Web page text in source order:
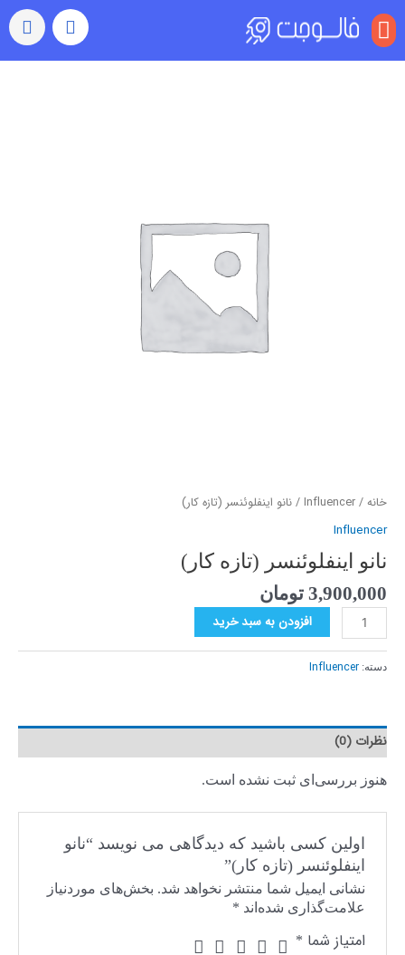
منو
خانه /
Influencer / نانو اینفلوئنسر (تازه کار)
Influencer
نانو اینفلوئنسر (تازه کار)
3,900,000 تومان
افزودن به سبد خرید
دسته: Influencer
نظرات (0)
هنوز بررسی‌ای ثبت نشده است.
اولین کسی باشید که دیدگاهی می نویسد “نانو
اینفلوئنسر (تازه کار)”
نشانی ایمیل شما منتشر نخواهد شد. بخش‌های موردنیاز
علامت‌گذاری شده‌اند *
امتیاز شما *